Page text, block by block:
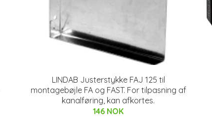
LINDAB Justerstykke FAJ 125 til
montagebøjle FA og FAST. For tilpasning af
kanalføring, kan afkortes.
146 NOK